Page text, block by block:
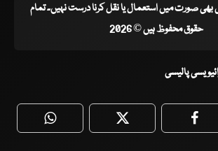
صورت میں استعمال یا نقل کرنا درست نہیں۔ تمام
حقوق محفوظ ہیں © 2026
پالیسی
WhatsApp Twitter